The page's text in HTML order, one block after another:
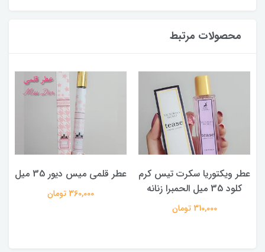
محصولات مرتبط
عطر ویکتوریا سکرت تیس کرم
کلود 35 میل الحمبرا زنانه
310,000 تومان
عطر قلمی میس دیور 35 میل
360,000 تومان